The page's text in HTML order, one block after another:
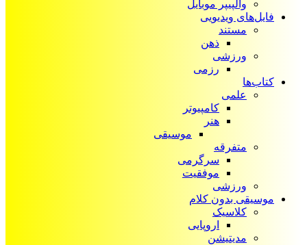
والپیپر موبایل
فایل‌های ویدیویی
مستند
ذهن
ورزشی
رزمی
کتاب‌ها
علمی
کامپیوتر
هنر
موسیقی
متفرقه
سرگرمی
موفقیت
ورزشی
موسیقی بدون کلام
کلاسیک
اروپایی
مدیتیشن